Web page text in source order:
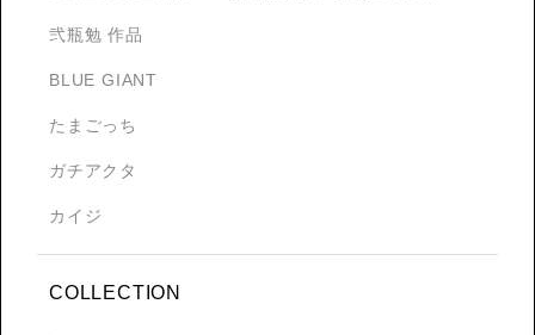
弐瓶勉 作品
BLUE GIANT
たまごっち
ガチアクタ
カイジ
COLLECTION